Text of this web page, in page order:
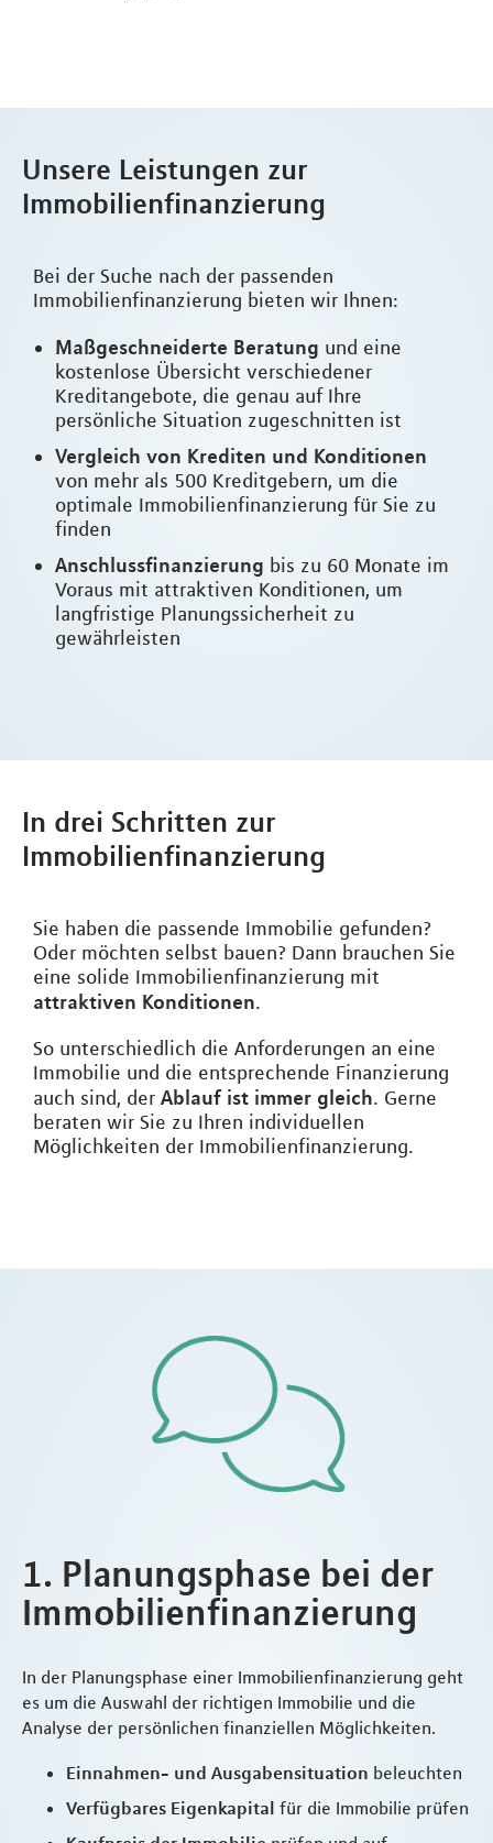
Unsere Leistungen zur
Immobilienfinanzierung
Bei der Suche nach der passenden
Immobilienfinanzierung bieten wir Ihnen:
Maßgeschneiderte Beratung und eine
kostenlose Übersicht verschiedener
Kreditangebote, die genau auf Ihre
persönliche Situation zugeschnitten ist
Vergleich von Krediten und Konditionen
von mehr als 500 Kreditgebern, um die
optimale Immobilienfinanzierung für Sie zu
finden
Anschlussfinanzierung bis zu 60 Monate im
Voraus mit attraktiven Konditionen, um
langfristige Planungssicherheit zu
gewährleisten
In drei Schritten zur
Immobilienfinanzierung
Sie haben die passende Immobilie gefunden?
Oder möchten selbst bauen? Dann brauchen Sie
eine solide Immobilienfinanzierung mit
attraktiven Konditionen.
So unterschiedlich die Anforderungen an eine
Immobilie und die entsprechende Finanzierung
auch sind, der Ablauf ist immer gleich. Gerne
beraten wir Sie zu Ihren individuellen
Möglichkeiten der Immobilienfinanzierung.
1. Planungsphase bei der
Immobilienfinanzierung
In der Planungsphase einer Immobilienfinanzierung geht
es um die Auswahl der richtigen Immobilie und die
Analyse der persönlichen finanziellen Möglichkeiten.
Einnahmen- und Ausgabensituation beleuchten
Verfügbares Eigenkapital für die Immobilie prüfen